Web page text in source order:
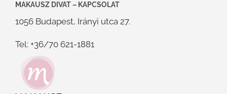
MAKAUSZ DIVAT – KAPCSOLAT
1056 Budapest, Irányi utca 27.
Tel: +36/70 621-1881